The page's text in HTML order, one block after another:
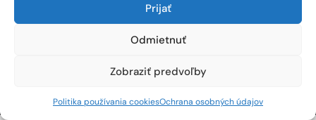
Prijať
Odmietnuť
Zobraziť predvoľby
Politika používania cookiesOchrana osobných údajov
Lignotesting, a. s. © 2024 | Všetky práva vyhradené. | Vytvoril: Marek Heinfarth.